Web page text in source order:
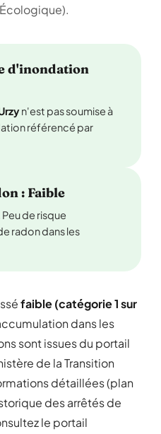
d'inondation
n'est pas soumise à
référencé par
: Faible
de risque
radon dans les
faible (catégorie 1 sur
dans les
sont issues du portail
de la Transition
détaillées (plan
des arrêtés de
le portail